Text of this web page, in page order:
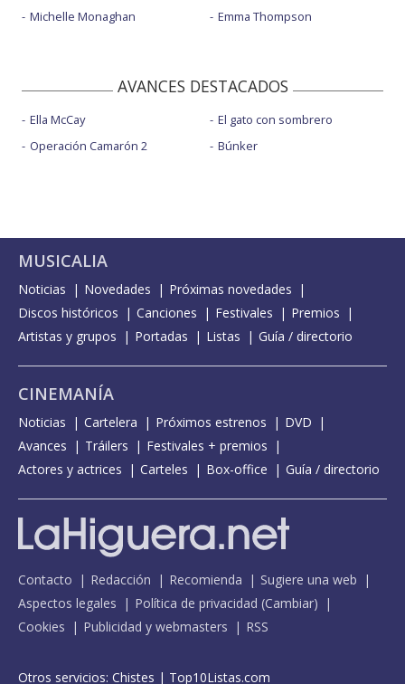
Michelle Monaghan
Emma Thompson
AVANCES DESTACADOS
Ella McCay
Operación Camarón 2
El gato con sombrero
Búnker
MUSICALIA
Noticias Novedades
Próximas novedades
Discos históricos
Canciones Festivales
Premios
Artistas y grupos
Portadas Listas Guía / directorio
CINEMANÍA
Noticias Cartelera Próximos estrenos
DVD
Avances
Tráilers
Festivales + premios
Actores y actrices
Carteles Box-office Guía / directorio
Contacto Redacción Recomienda
Sugiere una web
Aspectos legales
Política de privacidad (Cambiar)
Cookies
Publicidad y webmasters RSS
Otros servicios: Chistes | Top10Listas.com